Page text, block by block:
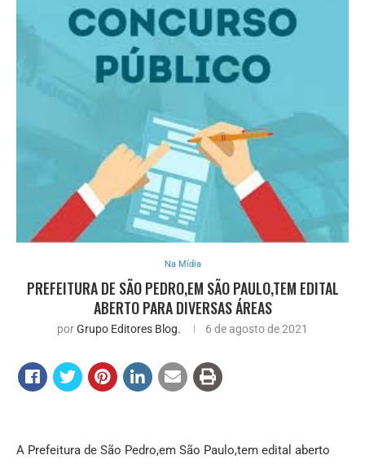
Na Mídia
PREFEITURA DE SÃO PEDRO,EM SÃO PAULO,TEM EDITAL
ABERTO PARA DIVERSAS ÁREAS
porGrupo Editores Blog. 6 de agosto de 2021
A Prefeitura de São Pedro,em São Paulo,tem edital aberto